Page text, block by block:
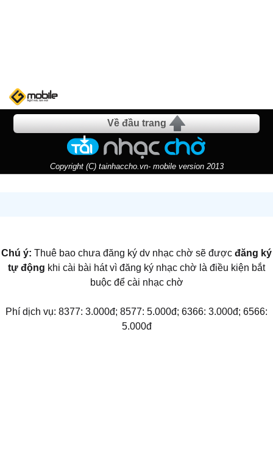
Về đầu trang
Copyright (C) tainhaccho.vn- mobile version 2013
Chú ý: Thuê bao chưa đăng ký dv nhạc chờ sẽ được đăng ký
tự động khi cài bài hát vì đăng ký nhạc chờ là điều kiện bắt
buộc để cài nhạc chờ
Phí dịch vụ: 8377: 3.000đ; 8577: 5.000đ; 6366: 3.000đ; 6566:
5.000đ